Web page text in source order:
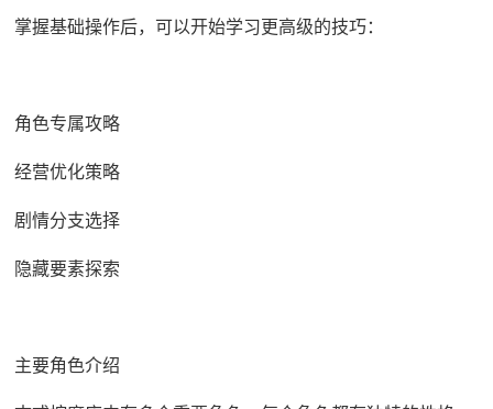
掌握基础操作后，可以开始学习更高级的技巧：
角色专属攻略
经营优化策略
剧情分支选择
隐藏要素探索
主要角色介绍